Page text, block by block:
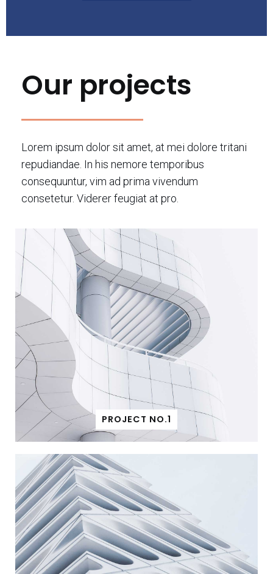
Our projects
Lorem ipsum dolor sit amet, at mei dolore tritani
repudiandae. In his nemore temporibus
consequuntur, vim ad prima vivendum
consetetur. Viderer feugiat at pro.
PROJECT NO.1